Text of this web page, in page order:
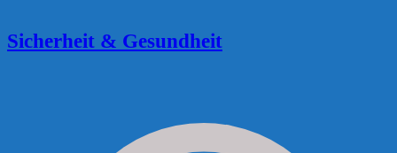
Sicherheit & Gesundheit